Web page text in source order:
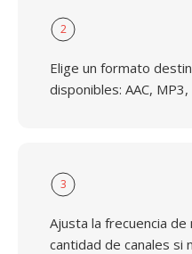
2
Elige un formato
disponibles: AAC, MP3,
3
Ajusta la frecuencia
cantidad de canales si